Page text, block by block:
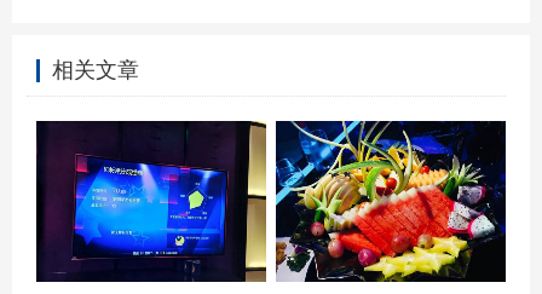
无论大厅，宴会厅，包房，音响效果都非常棒,还有专业调
音师，专业歌手，给力杭州生意火爆的酒吧招聘包厢管家,
场子生意好吗? 车公庙区域最好的ktv之一，音响效果很
相关文章